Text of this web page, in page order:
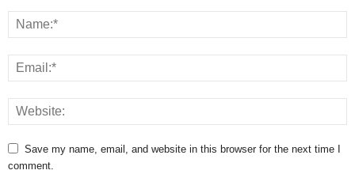
Save my name, email, and website in this browser for the next time I
comment.